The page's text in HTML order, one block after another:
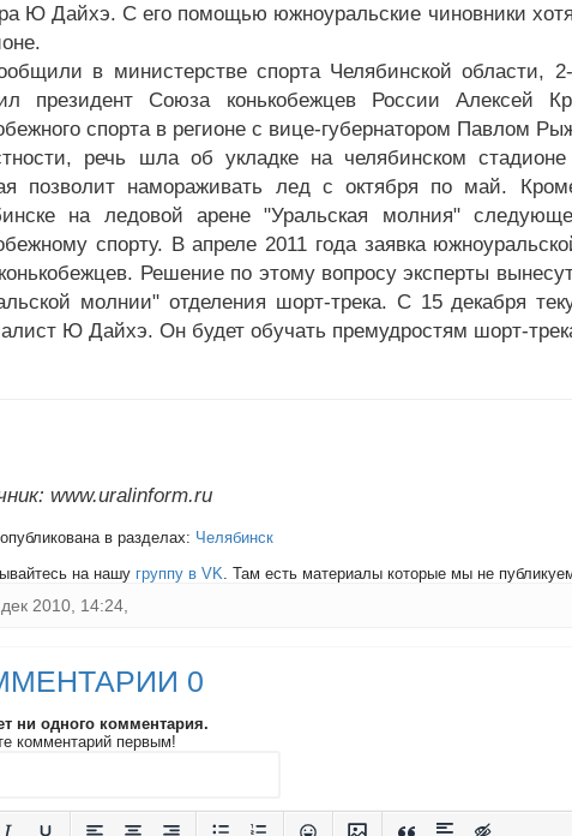
Ю Дайхэ. С его помощью южноуральские чиновники
в министерстве спорта Челябинской области,
президент Союза конькобежцев России Алексей
спорта в регионе с вице-губернатором Павлом
речь шла об укладке на челябинском
позволит намораживать лед с октября по май.
на ледовой арене "Уральская молния"
спорту. В апреле 2011 года заявка
Решение по этому вопросу эксперты
молнии" отделения шорт-трека. С 15 декабря
Ю Дайхэ. Он будет обучать премудростям шорт-
www.uralinform.ru
в разделах: Челябинск
на нашу группу в VK. Там есть материалы которые мы не
2010, 14:24,
0
ни одного комментария.
комментарий первым!